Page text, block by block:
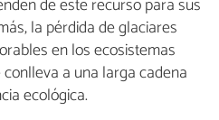
de este recurso para sus
la pérdida de glaciares
en los ecosistemas
a una larga cadena
ecológica.